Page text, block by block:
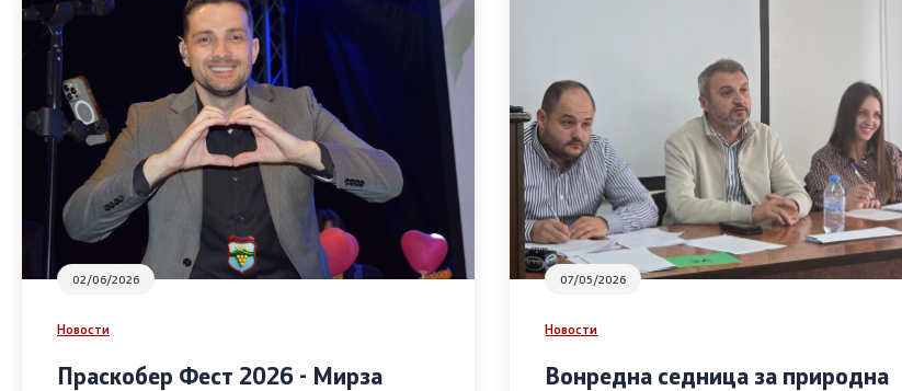
02/06/2026
Новости
Праскобер Фест 2026 - Мирза
07/05/2026
Новости
Вонредна седница за природна